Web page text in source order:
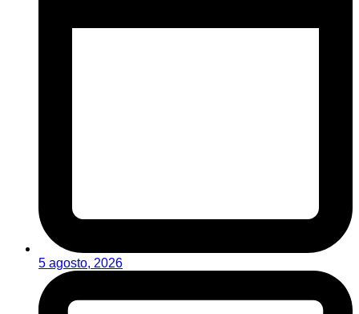
5 agosto, 2026